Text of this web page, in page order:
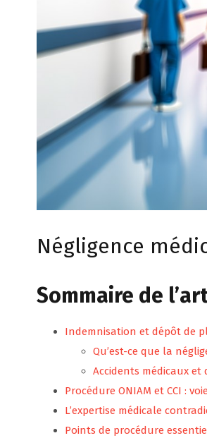
Négligence
Sommaire de
Indemnisation et dépôt de
Qu’est-ce que la
Accidents médicaux
Procédure ONIAM et CCI :
L’expertise médicale
Points de procédure